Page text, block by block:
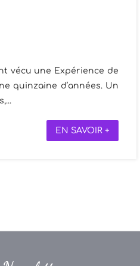
vécu une Expérience de
quinzaine d’années. Un
EN SAVOIR +